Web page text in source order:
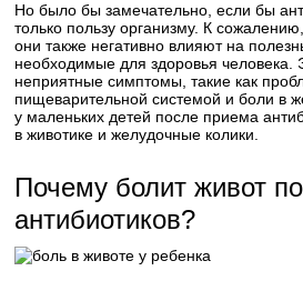
Но было бы замечательно, если бы
только пользу организму. К
они также негативно влияют на
необходимые для здоровья человека.
неприятные симптомы, такие как
пищеварительной системой и боли в
у маленьких детей после приема
в животике и желудочные колики.
Почему болит живот
антибиотиков?